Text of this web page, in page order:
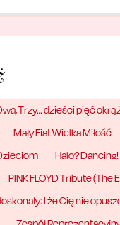
Trzy… dzieści pięć
Mały Fiat Wielka Miłość
Halo? Dancing!
PINK FLOYD Tribute (The
I że Cię nie